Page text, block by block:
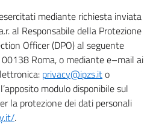
mediante richiesta inviata
al Responsabile della Protezione
Officer (DPO) al seguente
Roma, o mediante e–mail ai
privacy@ipzs.ito
modulo disponibile sul
la protezione dei dati personali
.